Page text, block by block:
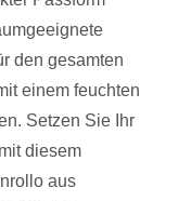
den gesamten
einem feuchten
Setzen Sie Ihr
diesem
aus